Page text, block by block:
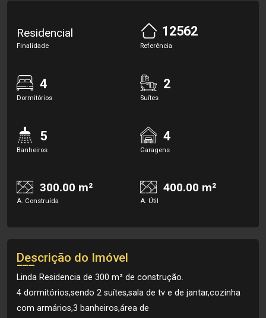
Residencial
Finalidade
12562
Referência
4
Dormitórios
2
Suítes
5
Banheiros
4
Garagens
300.00 m²
A. Construída
400.00 m²
A. Útil
Descrição do Imóvel
Linda Residencia de 300 m² de construção.
4 dormitórios,sendo 2 suítes,sala de tv e de jantar,cozinha
com armários,3 banheiros,área de